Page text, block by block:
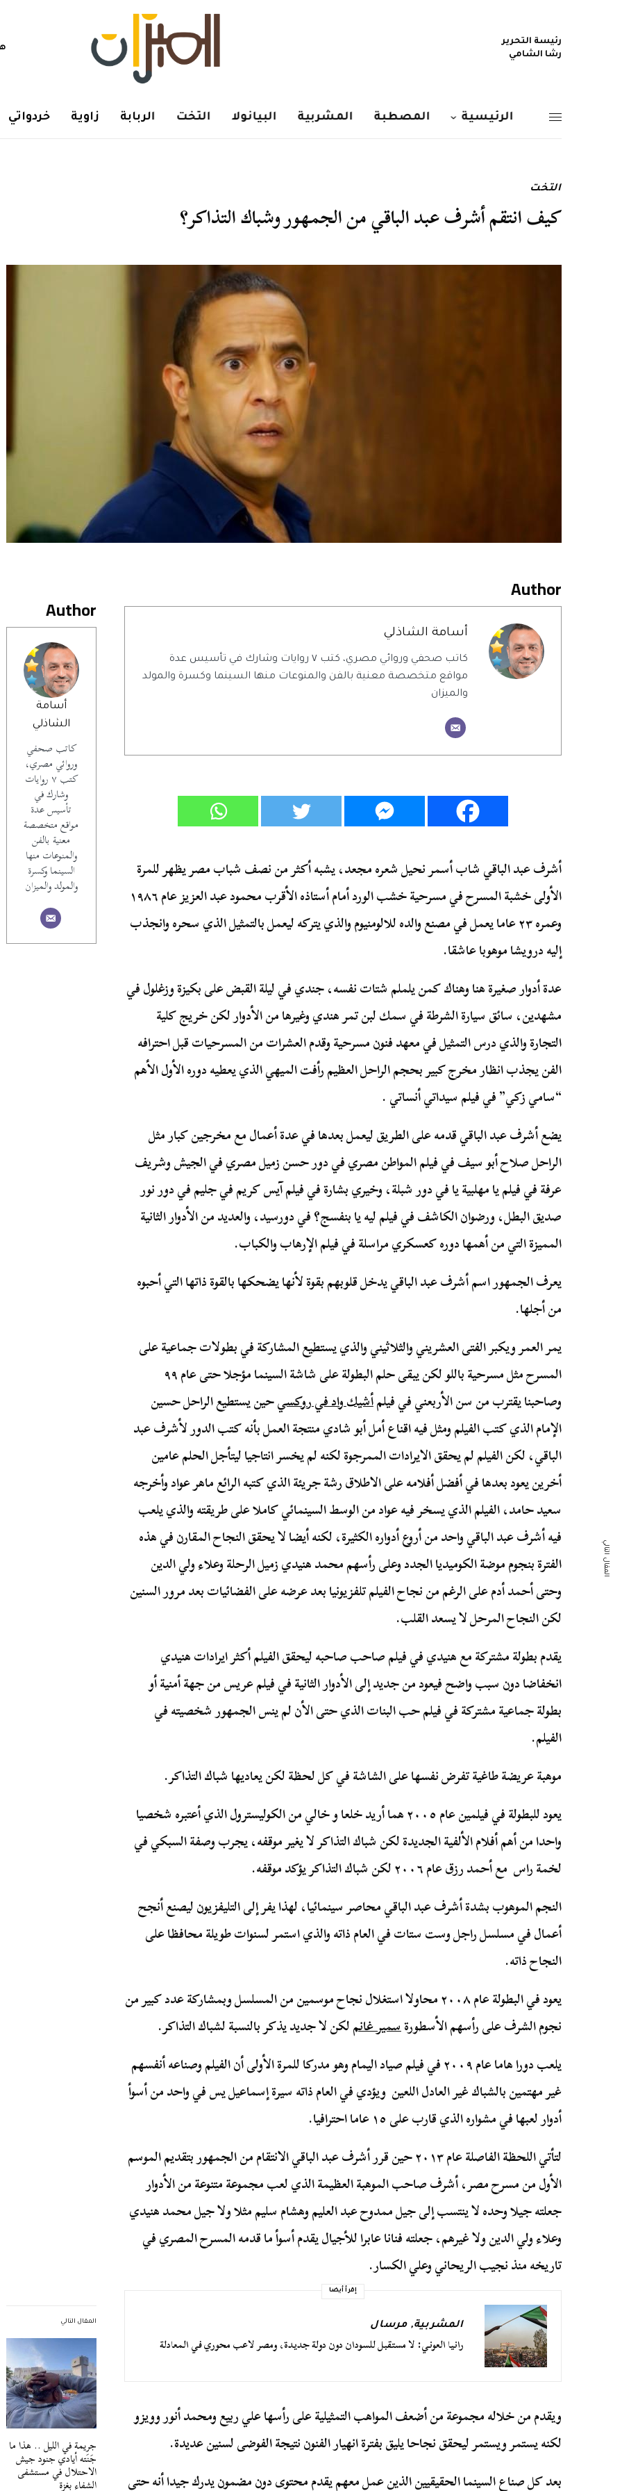
رئيسة التحرير
رشا الشامي
الرئيسية المصطبة المشربية البيانولا التخت الربابة زاوية خردواتي
التخت
كيف انتقم أشرف عبد الباقي من الجمهور وشباك التذاكر؟
Author
أسامة
الشاذلي
كاتب صحفي
وروائي مصري،
كتب ٧ روايات
وشارك في
تأسيس عدة
مواقع متخصصة
معنية بالفن
والمنوعات منها
السينما وكسرة
والمولد والميزان
المقال التالي
جريمة في الليل .. هذا ما
جَنَته أيادي جنود جيش
الاحتلال في مستشفى
الشفاء بغزة
Author
أسامة الشاذلي
كاتب صحفي وروائي مصري، كتب ٧ روايات وشارك في تأسيس عدة
مواقع متخصصة معنية بالفن والمنوعات منها السينما وكسرة والمولد
والميزان
أشرف عبد الباقي شاب أسمر نحيل شعره مجعد، يشبه أكثر من نصف شباب مصر يظهر للمرة
الأولى خشبة المسرح في مسرحية خشب الورد أمام أستاذه الأقرب محمود عبد العزيز عام ١٩٨٦
وعمره ٢٣ عاما يعمل في مصنع والده للالومنيوم والذي يتركه ليعمل بالتمثيل الذي سحره وانجذب
إليه درويشا موهوبا عاشقا.
عدة أدوار صغيرة هنا وهناك كمن يلملم شتات نفسه، جندي في ليلة القبض على بكيزة وزغلول في
مشهدين، سائق سيارة الشرطة في سمك لبن تمر هندي وغيرها من الأدوار لكن خريج كلية
التجارة والذي درس التمثيل في معهد فنون مسرحية وقدم العشرات من المسرحيات قبل احترافه
الفن يجذب انظار مخرج كبير بحجم الراحل العظيم رأفت الميهي الذي يعطيه دوره الأول الأهم
“سامي زكي” في فيلم سيداتي أنساتي .
يضع أشرف عبد الباقي قدمه على الطريق ليعمل بعدها في عدة أعمال مع مخرجين كبار مثل
الراحل صلاح أبو سيف في فيلم المواطن مصري في دور حسن زميل مصري في الجيش وشريف
عرفة في فيلم يا مهلبية يا في دور شبلة، وخيري بشارة في فيلم آيس كريم في جليم في دور نور
صديق البطل، ورضوان الكاشف في فيلم ليه يا بنفسج؟ في دورسيد، والعديد من الأدوار الثانية
المميزة التي من أهمها دوره كعسكري مراسلة في فيلم الإرهاب والكباب.
يعرف الجمهور اسم أشرف عبد الباقي يدخل قلوبهم بقوة لأنها يضحكها بالقوة ذاتها التي أحبوه
من أجلها.
يمر العمر ويكبر الفتى العشريني والثلاثيني والذي يستطيع المشاركة في بطولات جماعية على
المسرح مثل مسرحية باللو لكن يبقى حلم البطولة على شاشة السينما مؤجلا حتى عام ٩٩
وصاحبنا يقترب من سن الأربعني في فيلمأشيك واد في روكسيحين يستطيع الراحل حسين
الإمام الذي كتب الفيلم ومثل فيه اقناع أمل أبو شادي منتجة العمل بأنه كتب الدور لأشرف عبد
الباقي، لكن الفيلم لم يحقق الايرادات الممرجوة لكنه لم يخسر انتاجيا ليتأجل الحلم عامين
أخرين يعود بعدها في أفضل أفلامه على الاطلاق رشة جريئة الذي كتبه الرائع ماهر عواد وأخرجه
سعيد حامد، الفيلم الذي يسخر فيه عواد من الوسط السينمائي كاملا على طريقته والذي يلعب
فيه أشرف عبد الباقي واحد من أروع أدواره الكثيرة، لكنه أيضا لا يحقق النجاح المقارن في هذه
الفترة بنجوم موضة الكوميديا الجدد وعلى رأسهم محمد هنيدي زميل الرحلة وعلاء ولي الدين
وحتى أحمد أدم على الرغم من نجاح الفيلم تلفزيونيا بعد عرضه على الفضائيات بعد مرور السنين
لكن النجاح المرحل لا يسعد القلب.
يقدم بطولة مشتركة مع هنيدي في فيلم صاحب صاحبه ليحقق الفيلم أكثر ايرادات هنيدي
انخفاضا دون سبب واضح فيعود من جديد إلى الأدوار الثانية في فيلم عريس من جهة أمنية أو
بطولة جماعية مشتركة في فيلم حب البنات الذي حتى الأن لم ينس الجمهور شخصيته في
الفيلم.
موهبة عريضة طاغية تفرض نفسها على الشاشة في كل لحظة لكن يعاديها شباك التذاكر.
يعود للبطولة في فيلمين عام ٢٠٠٥ هما أريد خلعا و خالي من الكوليسترول الذي أعتبره شخصيا
واحدا من أهم أفلام الألفية الجديدة لكن شباك التذاكر لا يغير موقفه، يجرب وصفة السبكي في
لخمة راس مع أحمد رزق عام ٢٠٠٦ لكن شباك التذاكر يؤكد موقفه.
النجم الموهوب بشدة أشرف عبد الباقي محاصر سينمائيا، لهذا يفر إلى التليفزيون ليصنع أنجح
أعمال في مسلسل راجل وست ستات في العام ذاته والذي استمر لسنوات طويلة محافظا على
النجاح ذاته.
يعود في البطولة عام ٢٠٠٨ محاولا استغلال نجاح موسمين من المسلسل وبمشاركة عدد كبير من
نجوم الشرف على رأسهم الأسطورةسمير غانملكن لا جديد يذكر بالنسبة لشباك التذاكر.
يلعب دورا هاما عام ٢٠٠٩ في فيلم صياد اليمام وهو مدركا للمرة الأولى أن الفيلم وصناعه أنفسهم
غير مهتمين بالشباك غير العادل اللعين ويؤدي في العام ذاته سيرة إسماعيل يس في واحد من أسوأ
أدوار لعبها في مشواره الذي قارب على ١٥ عاما احترافيا.
لتأتي اللحظة الفاصلة عام ٢٠١٣ حين قرر أشرف عبد الباقي الانتقام من الجمهور بتقديم الموسم
الأول من مسرح مصر، أشرف صاحب الموهبة العظيمة الذي لعب مجموعة متنوعة من الأدوار
جعلته جيلا وحده لا ينتسب إلى جيل ممدوح عبد العليم وهشام سليم مثلا ولا جيل محمد هنيدي
وعلاء ولي الدين ولا غيرهم، جعلته فنانا عابرا للأجيال يقدم أسوأ ما قدمه المسرح المصري في
تاريخه منذ نجيب الريحاني وعلي الكسار.
إقرأ أيضا
المشربية,مرسال
رانيا العوني: لا مستقبل للسودان دون دولة جديدة، ومصر لاعب محوري في المعادلة
ويقدم من خلاله مجموعة من أضعف المواهب التمثيلية على رأسها علي ربيع ومحمد أنور وويزو
لكنه يستمر ويستمر ليحقق نجاحا يليق بفترة انهيار الفنون نتيجة الفوضى لسنين عديدة.
بعد كل صناع السينما الحقيقيين الذين عمل معهم يقدم محتوى دون مضمون يدرك جيدا أنه حتى
المقال التالي